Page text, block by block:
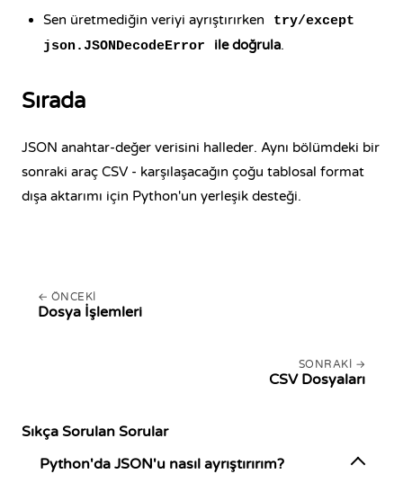
Sen üretmediğin veriyi ayrıştırırken
try/except
json.JSONDecodeError
ile doğrula.
Sırada
JSON anahtar-değer verisini halleder. Aynı bölümdeki bir
sonraki araç CSV - karşılaşacağın çoğu tablosal format
dışa aktarımı için Python'un yerleşik desteği.
ÖNCEKI
Dosya İşlemleri
SONRAKI
CSV Dosyaları
Sıkça Sorulan Sorular
Python'da JSON'u nasıl ayrıştırırım?